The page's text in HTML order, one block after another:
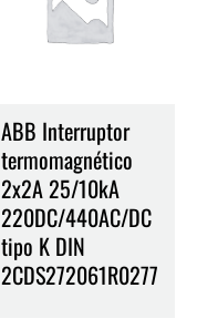
ABB Interruptor
termomagnético
2x2A 25/10kA
220DC/440AC/DC
tipo K DIN
2CDS272061R0277